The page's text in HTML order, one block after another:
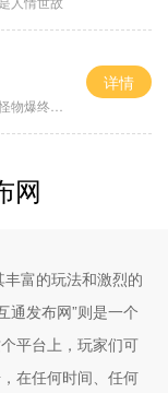
爆终极
详情
网
富的玩法和激烈的
通发布网”则是一个
平台上，玩家们可
在任何时间、任何